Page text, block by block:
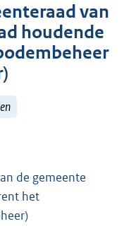
van
houdende
de gemeente
het